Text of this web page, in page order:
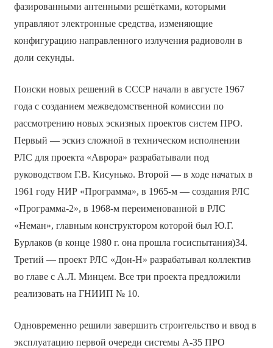
фазированными антенными решётками, которыми
управляют электронные средства, изменяющие
конфигурацию направленного излучения радиоволн в
доли секунды.
Поиски новых решений в СССР начали в августе 1967
года с созданием межведомственной комиссии по
рассмотрению новых эскизных проектов систем ПРО.
Первый — эскиз сложной в техническом исполнении
РЛС для проекта «Аврора» разрабатывали под
руководством Г.В. Кисунько. Второй — в ходе начатых в
1961 году НИР «Программа», в 1965-м — создания РЛС
«Программа-2», в 1968-м переименованной в РЛС
«Неман», главным конструктором которой был Ю.Г.
Бурлаков (в конце 1980 г. она прошла госиспытания)34.
Третий — проект РЛС «Дон-Н» разрабатывал коллектив
во главе с А.Л. Минцем. Все три проекта предложили
реализовать на ГНИИП № 10.
Одновременно решили завершить строительство и ввод в
эксплуатацию первой очереди системы А-35 ПРО